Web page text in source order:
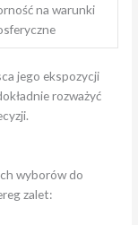
na warunki
jego ekspozycji
rozważyć
wyborów do
zalet: